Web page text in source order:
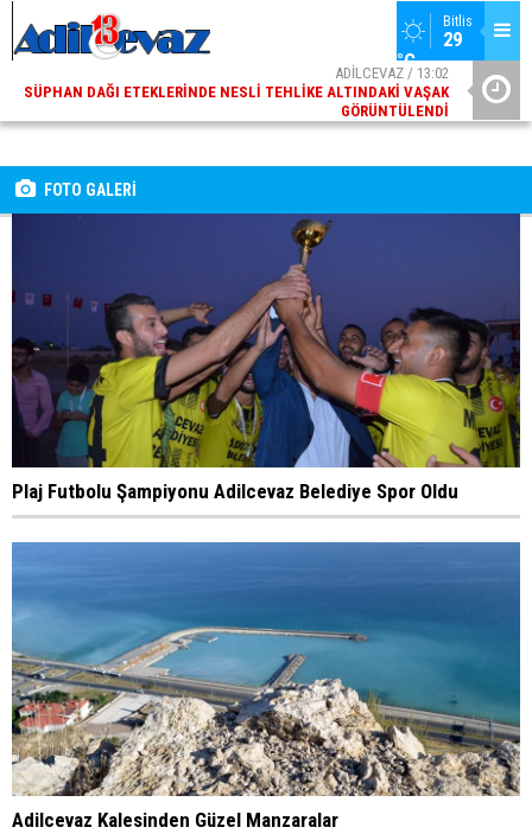
Bitlis
29
°C
ADİLCEVAZ / 13:02
SÜPHAN DAĞI ETEKLERINDE NESLI TEHLIKE ALTINDAKI VAŞAK
GÖRÜNTÜLENDI
ADİLCEVAZ / 09:10
İÇIŞLERI BAKANI OLDU
FOTO GALERİ
Plaj Futbolu Şampiyonu Adilcevaz Belediye Spor Oldu
Adilcevaz Kalesinden Güzel Manzaralar